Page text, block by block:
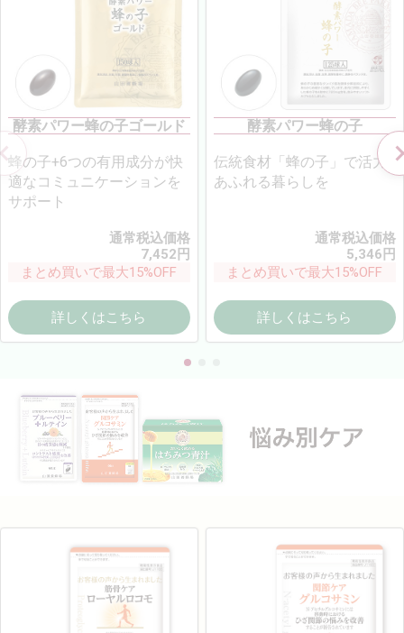
酵素パワー蜂の子ゴールド
蜂の子+6つの有用成分が快
適なコミュニケーションを
サポート
通常税込価格
7,452 円
まとめ買いで最大15%OFF
詳しくはこちら
酵素パワー蜂の子
伝統食材「蜂の子」で活力
あふれる暮らしを
通常税込価格
5,346 円
まとめ買いで最大15%OFF
詳しくはこちら